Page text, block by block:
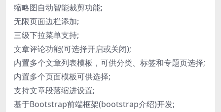
缩略图自动智能裁剪功能;
无限页面边栏添加;
三级下拉菜单支持;
文章评论功能(可选择开启或关闭);
内置多个文章列表模板，可供分类、标签和专题页选择;
内置多个页面模板可供选择;
支持文章段落缩进设置;
基于Bootstrap前端框架(bootstrap介绍)开发;